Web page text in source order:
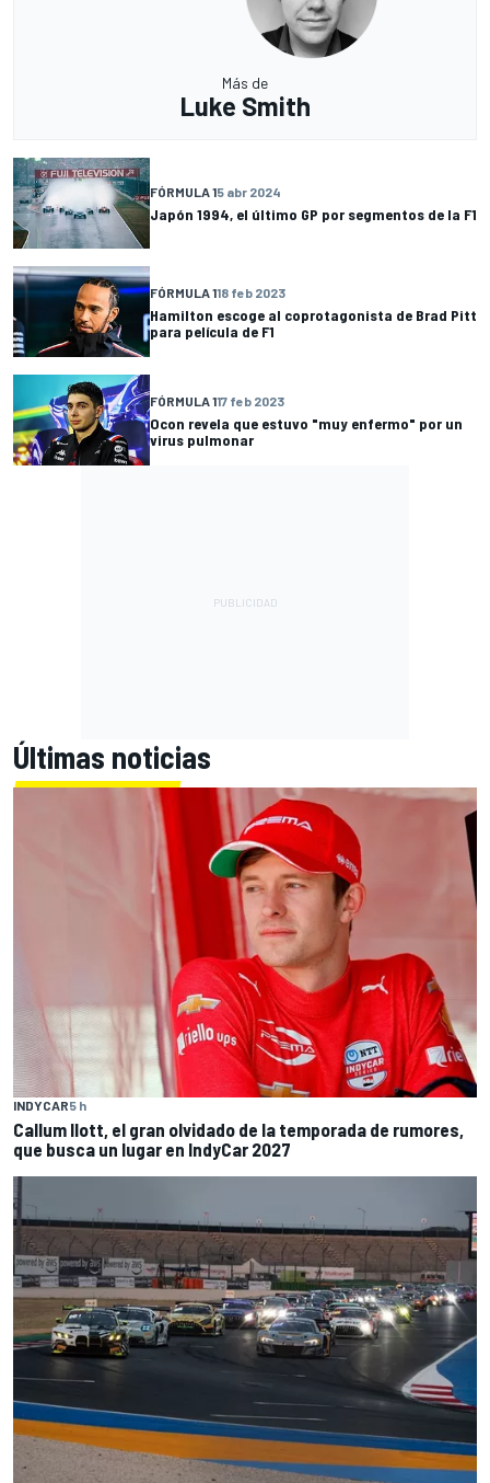
Más de
Luke Smith
FÓRMULA 15 abr 2024
Japón 1994, el último GP por segmentos de la F1
FÓRMULA 118 feb 2023
Hamilton escoge al coprotagonista de Brad Pitt
para película de F1
FÓRMULA 117 feb 2023
Ocon revela que estuvo "muy enfermo" por un
virus pulmonar
Últimas noticias
INDYCAR5 h
Callum Ilott, el gran olvidado de la temporada de rumores,
que busca un lugar en IndyCar 2027